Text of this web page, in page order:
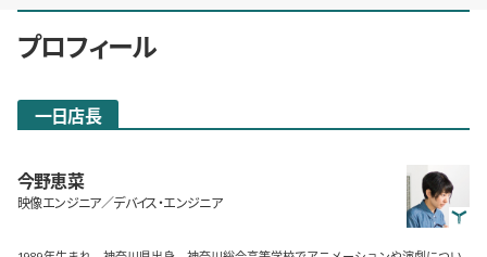
プロフィール
一日店長
今野恵菜
映像エンジニア／デバイス・エンジニア